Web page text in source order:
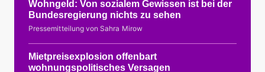
Wohngeld: Von sozialem Gewissen ist bei der
Bundesregierung nichts zu sehen
Pressemitteilung von Sahra Mirow
Mietpreisexplosion offenbart
wohnungspolitisches Versagen